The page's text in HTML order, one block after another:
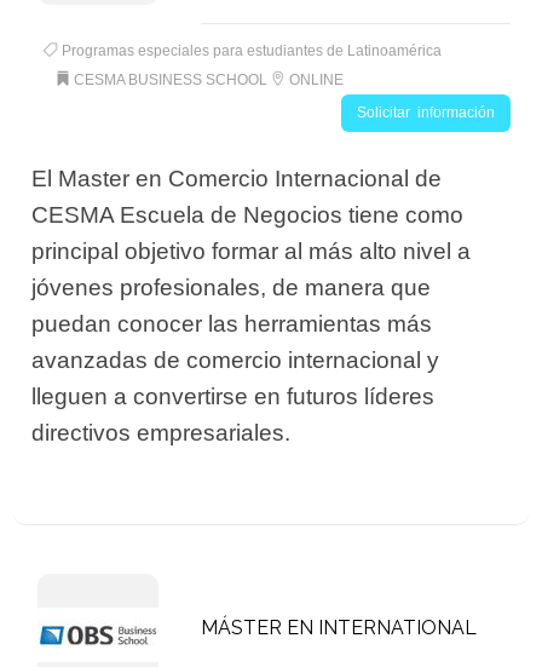
Programas especiales para estudiantes de Latinoamérica
CESMA BUSINESS SCHOOL
ONLINE
Solicitar información
El Master en Comercio Internacional de
CESMA Escuela de Negocios tiene como
principal objetivo formar al más alto nivel a
jóvenes profesionales, de manera que
puedan conocer las herramientas más
avanzadas de comercio internacional y
lleguen a convertirse en futuros líderes
directivos empresariales.
MÁSTER EN INTERNATIONAL